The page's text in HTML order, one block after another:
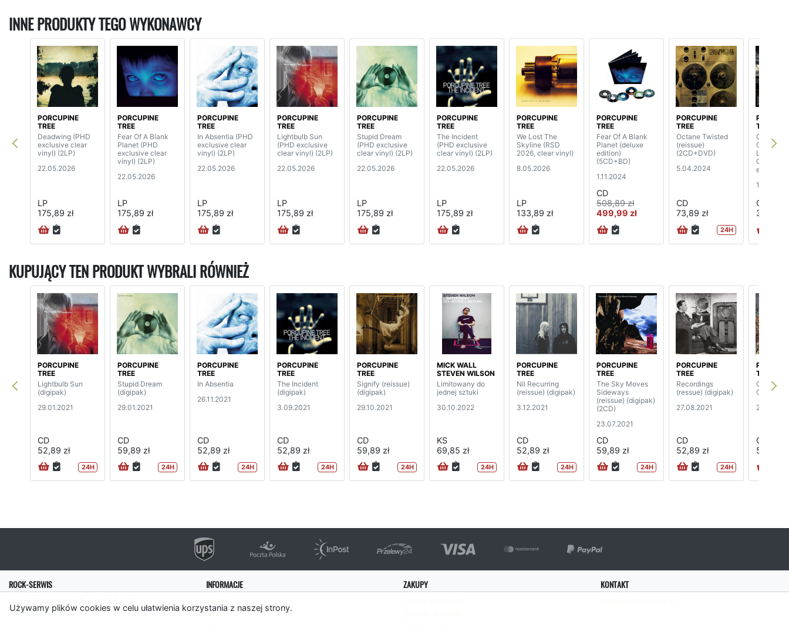
Używamy plików cookies w celu ułatwienia korzystania z naszej strony.
INNE PRODUKTY TEGO WYKONAWCY
PORCUPINE
TREE
Deadwing (PHD
exclusive clear
vinyl) (2LP)
22.05.2026
LP
175,89 zł
PORCUPINE
TREE
Fear Of A Blank
Planet (PHD
exclusive clear
vinyl) (2LP)
22.05.2026
LP
175,89 zł
PORCUPINE
TREE
In Absentia (PHD
exclusive clear
vinyl) (2LP)
22.05.2026
LP
175,89 zł
PORCUPINE
TREE
Lightbulb Sun
(PHD exclusive
clear vinyl) (2LP)
22.05.2026
LP
175,89 zł
PORCUPINE
TREE
Stupid Dream
(PHD exclusive
clear vinyl) (2LP)
22.05.2026
LP
175,89 zł
PORCUPINE
TREE
The Incident
(PHD exclusive
clear vinyl) (2LP)
22.05.2026
LP
175,89 zł
PORCUPINE
TREE
We Lost The
Skyline (RSD
2026, clear vinyl)
8.05.2026
LP
133,89 zł
PORCUPINE
TREE
Fear Of A Blank
Planet (deluxe
edition)
(5CD+BD)
1.11.2024
CD
508,89 zł
499,99 zł
PORCUPINE
TREE
Octane Twisted
(reissue)
(2CD+DVD)
5.04.2024
CD
73,89 zł
24H
TREE
Closure /
Live.
07/11/22
edition
CD
381,89
KUPUJĄCY TEN PRODUKT WYBRALI RÓWNIEŻ
PORCUPINE
TREE
Lightbulb Sun
(digipak)
29.01.2021
CD
52,89 zł
24H
PORCUPINE
TREE
Stupid Dream
(digipak)
29.01.2021
CD
59,89 zł
24H
PORCUPINE
TREE
In Absentia
26.11.2021
CD
52,89 zł
24H
PORCUPINE
TREE
The Incident
(digipak)
3.09.2021
CD
52,89 zł
24H
PORCUPINE
TREE
Signify (reissue)
(digipak)
29.10.2021
CD
59,89 zł
24H
MICK WALL
STEVEN WILSON
Limitowany do
jednej sztuki
30.10.2022
KS
69,85 zł
24H
PORCUPINE
TREE
Nil Recurring
(reissue) (digipak)
3.12.2021
CD
52,89 zł
24H
PORCUPINE
TREE
The Sky Moves
Sideways
(reissue) (digipak)
(2CD)
23.07.2021
CD
59,89 zł
24H
PORCUPINE
TREE
Recordings
(ressue) (digipak)
27.08.2021
CD
52,89 zł
24H
TREE
Closure /
CD
54,89 zł
ROCK-SERWIS
31-543 Kraków
INFORMACJE
Pomoc
ZAKUPY KONTAKT